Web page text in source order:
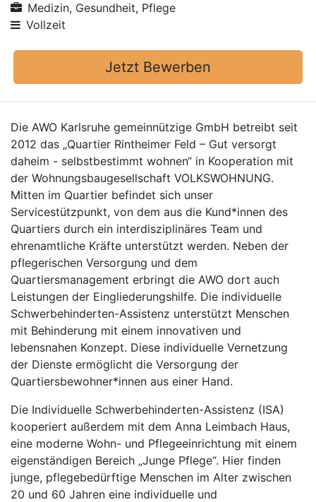
Medizin, Gesundheit, Pflege
Vollzeit
Jetzt Bewerben
Die AWO Karlsruhe gemeinnützige GmbH betreibt seit
2012 das „Quartier Rintheimer Feld – Gut versorgt
daheim - selbstbestimmt wohnen“ in Kooperation mit
der Wohnungsbaugesellschaft VOLKSWOHNUNG.
Mitten im Quartier befindet sich unser
Servicestützpunkt, von dem aus die Kund*innen des
Quartiers durch ein interdisziplinäres Team und
ehrenamtliche Kräfte unterstützt werden. Neben der
pflegerischen Versorgung und dem
Quartiersmanagement erbringt die AWO dort auch
Leistungen der Eingliederungshilfe. Die individuelle
Schwerbehinderten-Assistenz unterstützt Menschen
mit Behinderung mit einem innovativen und
lebensnahen Konzept. Diese individuelle Vernetzung
der Dienste ermöglicht die Versorgung der
Quartiersbewohner*innen aus einer Hand.
Die Individuelle Schwerbehinderten-Assistenz (ISA)
kooperiert außerdem mit dem Anna Leimbach Haus,
eine moderne Wohn- und Pflegeeinrichtung mit einem
eigenständigen Bereich „Junge Pflege“. Hier finden
junge, pflegebedürftige Menschen im Alter zwischen
20 und 60 Jahren eine individuelle und